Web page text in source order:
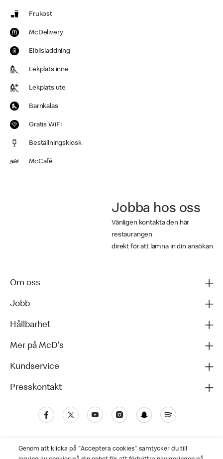
Frukost
McDelivery
Elbilsladdning
Lekplats inne
Lekplats ute
Barnkalas
Gratis WiFi
Beställningskiosk
McCafé
Jobba hos oss
Vänligen kontakta den här
restaurangen
direkt för att lämna in din ansökan
Om oss
Jobb
Hållbarhet
Mer på McD's
Kundservice
Presskontakt
Genom att klicka på "Acceptera cookies" samtycker du till